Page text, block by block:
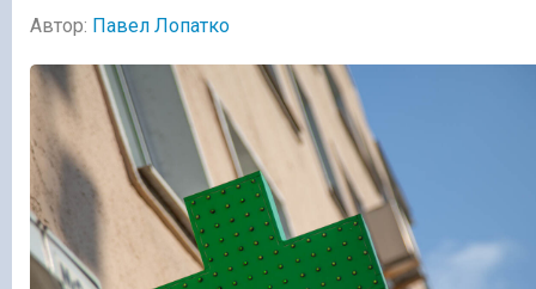
Автор: Павел Лопатко